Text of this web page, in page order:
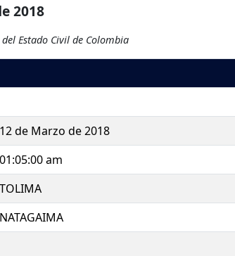
2018
Estado Civil de Colombia
12 de Marzo de 2018
01:05:00 am
TOLIMA
NATAGAIMA